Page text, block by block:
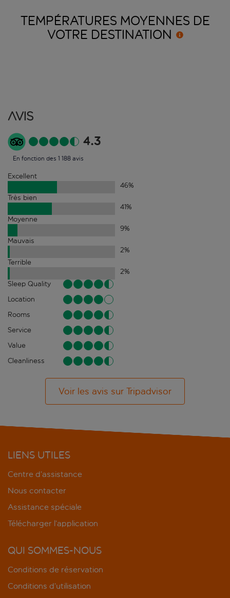
TEMPÉRATURES MOYENNES DE
VOTRE DESTINATION
Avis
4.3
En fonction des 1 188 avis
Excellent
46%
Très bien
41%
Moyenne
9%
Mauvais
2%
Terrible
2%
Sleep Quality
Location
Rooms
Service
Value
Cleanliness
Voir les avis sur Tripadvisor
LIENS UTILES
Centre d’assistance
Nous contacter
Assistance spéciale
Télécharger l’application
QUI SOMMES-NOUS
Conditions de réservation
Conditions d’utilisation